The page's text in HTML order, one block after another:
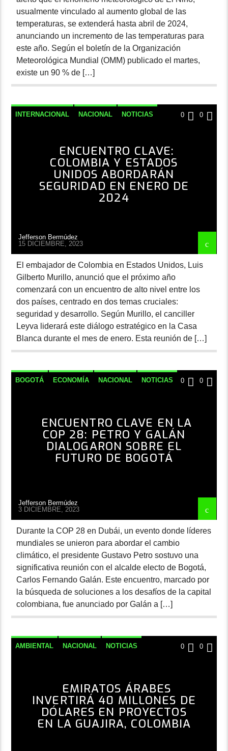
usualmente vinculado al aumento global de las
temperaturas, se extenderá hasta abril de 2024,
anunciando un incremento de las temperaturas para
este año. Según el boletín de la Organización
Meteorológica Mundial (OMM) publicado el martes,
existe un 90 % de […]
INTERNACIONAL NACIONAL NOTICIAS 0 0
ENCUENTRO CLAVE:
COLOMBIA Y ESTADOS
UNIDOS ABORDARÁN
SEGURIDAD EN ENERO DE
2024
Jefferson Bermúdez
15 DICIEMBRE, 2023
El embajador de Colombia en Estados Unidos, Luis
Gilberto Murillo, anunció que el próximo año
comenzará con un encuentro de alto nivel entre los
dos países, centrado en dos temas cruciales:
seguridad y desarrollo. Según Murillo, el canciller
Leyva liderará este diálogo estratégico en la Casa
Blanca durante el mes de enero. Esta reunión de […]
BOGOTÁ ECONOMÍA NACIONAL NOTICIAS 0 0
ENCUENTRO CLAVE EN LA
COP 28: PETRO Y GALÁN
DIALOGARON SOBRE EL
FUTURO DE BOGOTÁ
Jefferson Bermúdez
3 DICIEMBRE, 2023
Durante la COP 28 en Dubái, un evento donde líderes
mundiales se unieron para abordar el cambio
climático, el presidente Gustavo Petro sostuvo una
significativa reunión con el alcalde electo de Bogotá,
Carlos Fernando Galán. Este encuentro, marcado por
la búsqueda de soluciones a los desafíos de la capital
colombiana, fue anunciado por Galán a […]
AMBIENTAL NACIONAL NOTICIAS 0 0
EMIRATOS ÁRABES
INVERTIRÁ 40 MILLONES DE
DÓLARES EN PROYECTOS
EN LA GUAJIRA, COLOMBIA